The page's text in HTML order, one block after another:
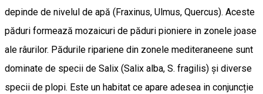
depinde de nivelul de apă (Fraxinus, Ulmus, Quercus). Aceste
păduri formează mozaicuri de păduri pioniere in zonele joase
ale râurilor. Pădurile ripariene din zonele mediteraneene sunt
dominate de specii de Salix (Salix alba, S. fragilis) și diverse
specii de plopi. Este un habitat ce apare adesea in conjuncție